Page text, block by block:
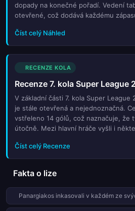
dopady na konečné pořadí. Vedení
otevřené, což dodává každému
chtějí zlepšit své pozice. Zároveň se
pro týmy bojující o udržení v lize.
intenzivní zápasy a nečekané
změnit celkovou dynamiku soutěže.
utkání a klíčové rozhodnutí ve vrcholu
Číst celý Náhled
RECENZE KOLA
Recenze 7. kola Super League
V základní části 7. kola Super
je stále otevřená a nejednoznačná.
vstřeleno 14 gólů, což naznačuje, že
útočně. Mezi hlavní hráče vyšli i
což dodalo zážitku celému kolu.
mezi týmy ukazuje, že prvenství
konce sezony. Zároveň se objevily i
změnit postavení týmů na tabulce.
Číst celý Recenze
Fakta o lize
Panargiakos inkasovali v každém ze